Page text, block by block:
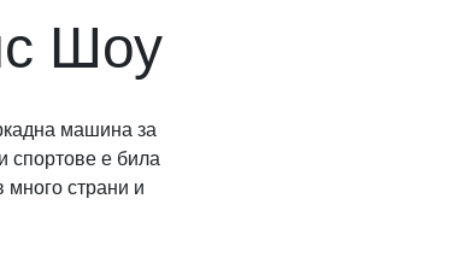
Шоу
машина за
спортове е била
много страни и